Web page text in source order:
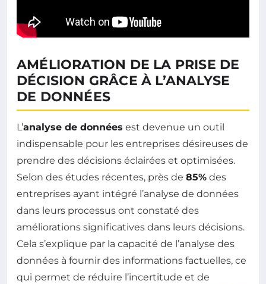
AMÉLIORATION DE LA PRISE DE
DÉCISION GRÂCE À L’ANALYSE
DE DONNÉES
L’analyse de données est devenue un outil
indispensable pour les entreprises désireuses de
prendre des décisions éclairées et optimisées.
Selon des études récentes, près de 85% des
entreprises ayant intégré l’analyse de données
dans leurs processus ont constaté des
améliorations significatives dans leurs décisions.
Cela s’explique par la capacité de l’analyse des
données à fournir des informations factuelles, ce
qui permet de réduire l’incertitude et de